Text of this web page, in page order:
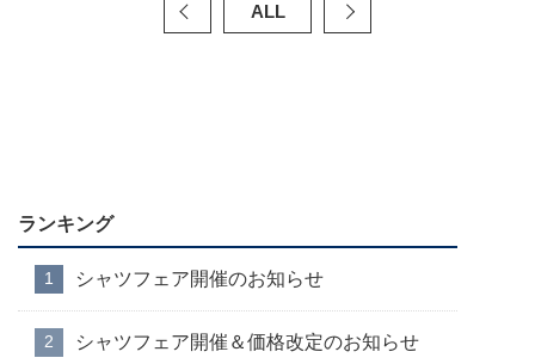
ALL
ランキング
シャツフェア開催のお知らせ
シャツフェア開催＆価格改定のお知らせ